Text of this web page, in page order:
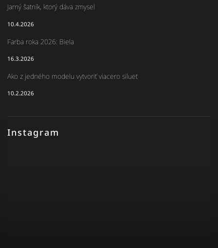
Instagram
Jarný šatník, ktorý dáva zmysel
10.4.2026
Farba roka 2026: Biela
16.3.2026
Ako z jedného modelu vytvoriť viacero siluet
10.2.2026